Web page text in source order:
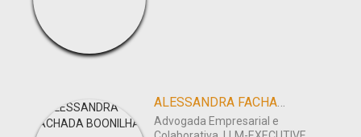
ALESSANDRA FACHADA BOONILHA
Advogada Empresarial e